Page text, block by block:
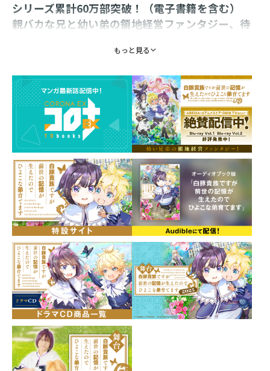
シリーズ累計60万部突破！（電子書籍を含む）
親バカな兄と幼い弟の領地経営ファンタジー、待
描き下ろし特別漫画 ＆ 原作・やしろ先生による書
菊乃井（きくのい）領のお屋敷で新年を迎えた鳳蝶（あ
げは）は、この世界の風習に倣い、弟のレグルスや友人
の奏、そしていつも周りで支えてくれるみんなの誕生を
祝う。
みんなからもお祝いのプレゼントを贈られ、氷輪公主か
らも上質な糸を仕立てる便利な冥府の蜘蛛・奈落蜘蛛
（アビスタランテラ）を賜った！
タラちゃんと名付けた鳳蝶は、エルフの先生たちに先導
してもらい、餌である魔物を調達しにダンジョンに向か
う！
もっと見る